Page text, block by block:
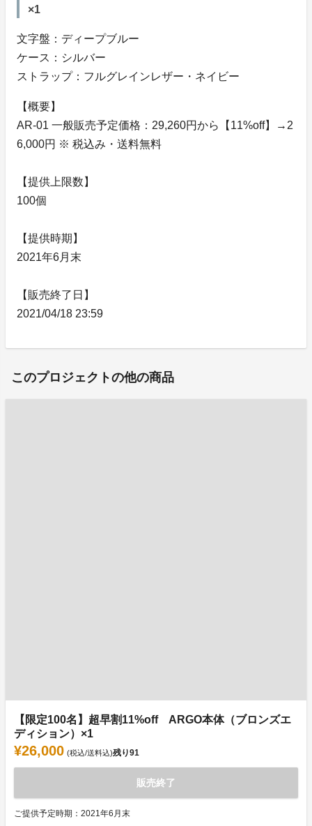
×1
文字盤：ディープブルー
ケース：シルバー
ストラップ：フルグレインレザー・ネイビー
【概要】
AR-01 一般販売予定価格：29,260円から【11%off】→2
6,000円 ※ 税込み・送料無料
【提供上限数】
100個
【提供時期】
2021年6月末
【販売終了日】
2021/04/18 23:59
このプロジェクトの他の商品
【限定100名】超早割11%off ARGO本体（ブロンズエ
ディション）×1
¥26,000 (税込/送料込)残り91
販売終了
ご提供予定時期：2021年6月末